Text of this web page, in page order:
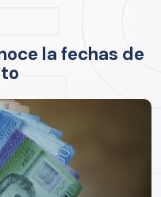
la fechas de